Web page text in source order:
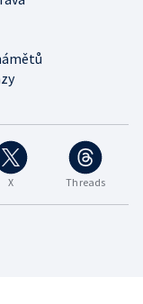
X Threads